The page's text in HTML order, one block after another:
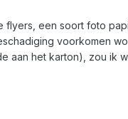
flyers, een soort foto
voorkomen
het karton), zou ik